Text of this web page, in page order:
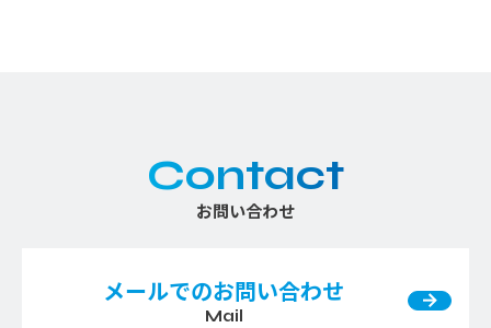
Contact
お問い合わせ
メールでのお問い合わせ
Mail